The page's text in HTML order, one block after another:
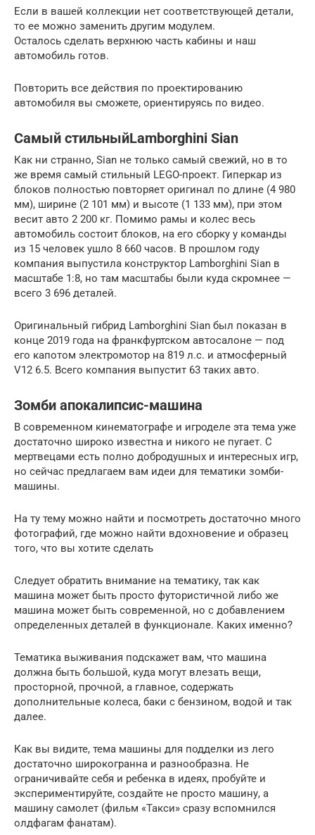
Если в вашей коллекции нет соответствующей детали,
то ее можно заменить другим модулем.
Осталось сделать верхнюю часть кабины и наш
автомобиль готов.
Повторить все действия по проектированию
автомобиля вы сможете, ориентируясь по видео.
Самый стильныйLamborghini Sian
Как ни странно, Sian не только самый свежий, но в то
же время самый стильный LEGO-проект. Гиперкар из
блоков полностью повторяет оригинал по длине (4 980
мм), ширине (2 101 мм) и высоте (1 133 мм), при этом
весит авто 2 200 кг. Помимо рамы и колес весь
автомобиль состоит блоков, на его сборку у команды
из 15 человек ушло 8 660 часов. В прошлом году
компания выпустила конструктор Lamborghini Sian в
масштабе 1:8, но там масштабы были куда скромнее —
всего 3 696 деталей.
Оригинальный гибрид Lamborghini Sian был показан в
конце 2019 года на франкфуртском автосалоне — под
его капотом электромотор на 819 л.с. и атмосферный
V12 6.5. Всего компания выпустит 63 таких авто.
Зомби апокалипсис-машина
В современном кинематографе и игроделе эта тема уже
достаточно широко известна и никого не пугает. С
мертвецами есть полно добродушных и интересных игр,
но сейчас предлагаем вам идеи для тематики зомби-
машины.
На ту тему можно найти и посмотреть достаточно много
фотографий, где можно найти вдохновение и образец
того, что вы хотите сделать
Следует обратить внимание на тематику, так как
машина может быть просто футористичной либо же
машина может быть современной, но с добавлением
определенных деталей в функционале. Каких именно?
Тематика выживания подскажет вам, что машина
должна быть большой, куда могут влезать вещи,
просторной, прочной, а главное, содержать
дополнительные колеса, баки с бензином, водой и так
далее.
Как вы видите, тема машины для подделки из лего
достаточно широкогранна и разнообразна. Не
ограничивайте себя и ребенка в идеях, пробуйте и
экспериментируйте, создайте не просто машину, а
машину самолет (фильм «Такси» сразу вспомнился
олдфагам фанатам).